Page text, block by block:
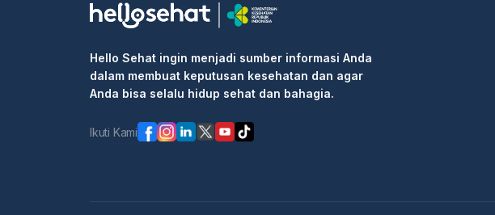
Hello Sehat ingin menjadi sumber informasi Anda
dalam membuat keputusan kesehatan dan agar
Anda bisa selalu hidup sehat dan bahagia.
Ikuti Kami